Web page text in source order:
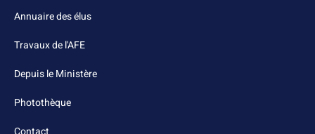
Annuaire des élus
Travaux de l'AFE
Depuis le Ministère
Photothèque